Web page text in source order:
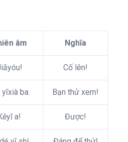
âm Nghĩa
Cố lên!
ba. Bạn thử xem!
a! Được!